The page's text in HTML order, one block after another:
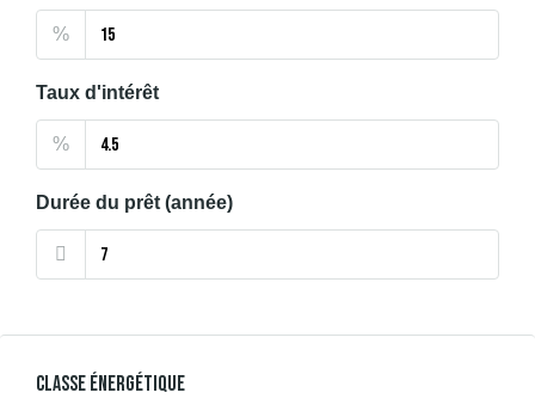
%
Taux d'intérêt
%
Durée du prêt (année)
Classe Énergétique